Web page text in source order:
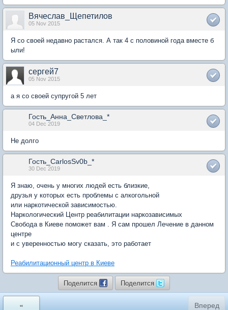
Вячеслав_Щепетилов
05 Nov 2015
Я со своей недавно растался. А так 4 с половиной года вместе б
ыли!
сергей7
05 Nov 2015
а я со своей супругой 5 лет
Гость_Анна_Светлова_*
04 Dec 2019
Не долго
Гость_CarlosSv0b_*
30 Dec 2019
Я знаю, очень у многих людей есть близкие,
друзья у которых есть проблемы с алкогольной
или наркотической зависимостью.
Наркологический Центр реабилитации наркозависимых
Свобода в Киеве поможет вам . Я сам прошел Лечение в данном
центре
и с уверенностью могу сказать, это работает
Реабилитационный центр в Киеве
Поделится Поделится
«
Вперед